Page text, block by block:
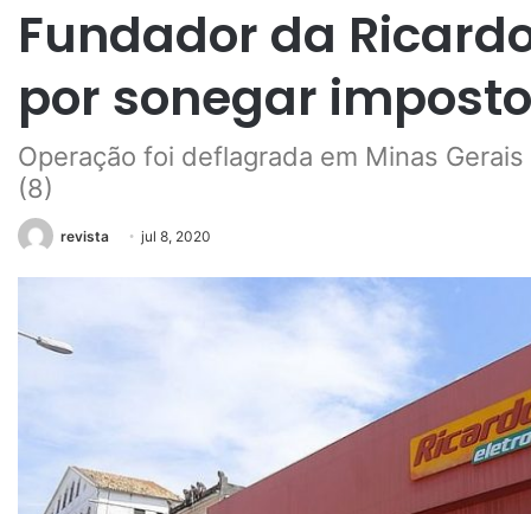
Fundador da
por sonegar
Operação foi deflagrada em Minas
(8)
revista jul 8, 2020